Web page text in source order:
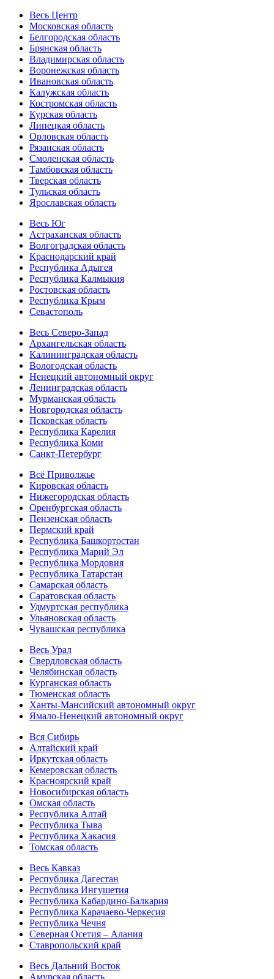
Весь Центр
Московская область
Белгородская область
Брянская область
Владимирская область
Воронежская область
Ивановская область
Калужская область
Костромская область
Курская область
Липецкая область
Орловская область
Рязанская область
Смоленская область
Тамбовская область
Тверская область
Тульская область
Ярославская область
Весь Юг
Астраханская область
Волгоградская область
Краснодарский край
Республика Адыгея
Республика Калмыкия
Ростовская область
Республика Крым
Севастополь
Весь Северо-Запад
Архангельская область
Калининградская область
Вологодская область
Ненецкий автономный округ
Ленинградская область
Мурманская область
Новгородская область
Псковская область
Республика Карелия
Республика Коми
Санкт-Петербург
Всё Приволжье
Кировская область
Нижегородская область
Оренбургская область
Пензенская область
Пермский край
Республика Башкортостан
Республика Марий Эл
Республика Мордовия
Республика Татарстан
Самарская область
Саратовская область
Удмуртская республика
Ульяновская область
Чувашская республика
Весь Урал
Свердловская область
Челябинская область
Курганская область
Тюменская область
Ханты-Мансийский автономный округ
Ямало-Ненецкий автономный округ
Вся Сибирь
Алтайский край
Иркутская область
Кемеровская область
Красноярский край
Новосибирская область
Омская область
Республика Алтай
Республика Тыва
Республика Хакасия
Томская область
Весь Кавказ
Республика Дагестан
Республика Ингушетия
Республика Кабардино-Балкария
Республика Карачаево-Черкесия
Республика Чечня
Северная Осетия – Алания
Ставропольский край
Весь Дальний Восток
Амурская область